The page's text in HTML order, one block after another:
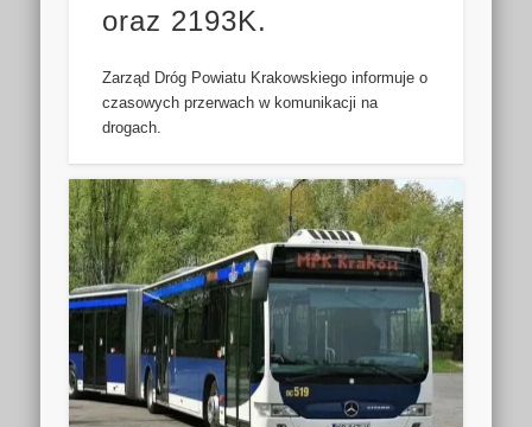
oraz 2193K.
Zarząd Dróg Powiatu Krakowskiego informuje o
czasowych przerwach w komunikacji na
drogach.